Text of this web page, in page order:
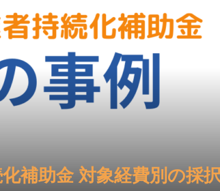
化補助金 対象経費別の採